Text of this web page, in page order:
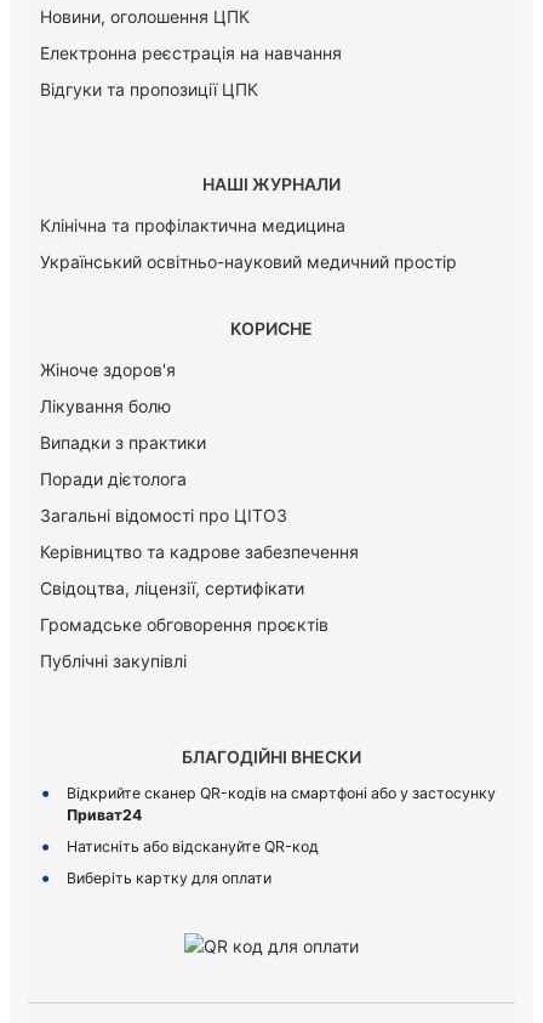
Новини, оголошення ЦПК
Електронна реєстрація на навчання
Відгуки та пропозиції ЦПК
НАШІ ЖУРНАЛИ
Клінічна та профілактична медицина
Український освітньо-науковий медичний простір
КОРИСНЕ
Жіноче здоров'я
Лікування болю
Випадки з практики
Поради дієтолога
Загальні відомості про ЦІТОЗ
Керiвництво та кадрове забезпечення
Свідоцтва, ліцензії, сертифікати
Громадське обговорення проєктів
Публічні закупівлі
БЛАГОДІЙНІ ВНЕСКИ
Відкрийте сканер QR-кодів на смартфоні або у застосунку
Приват24
Натисніть або відскануйте QR-код
Виберіть картку для оплати